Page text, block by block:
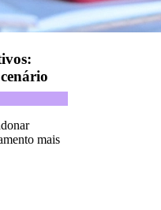
mais